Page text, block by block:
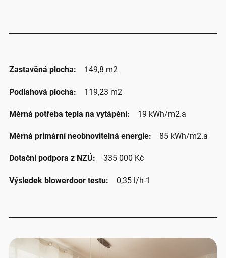
Zastavěná plocha: 149,8 m2
Podlahová plocha: 119,23 m2
Měrná potřeba tepla na vytápění: 19 kWh/m2.a
Měrná primární neobnovitelná energie: 85 kWh/m2.a
Dotační podpora z NZÚ: 335 000 Kč
Výsledek blowerdoor testu: 0,35 l/h-1